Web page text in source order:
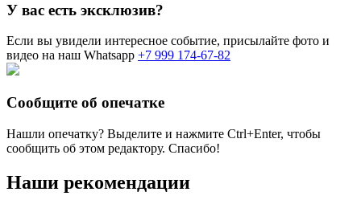
У вас есть эксклюзив?
Если вы увидели интересное событие, присылайте фото и
видео на наш Whatsapp +7 999 174-67-82
Сообщите об опечатке
Нашли опечатку? Выделите и нажмите Ctrl+Enter, чтобы
сообщить об этом редактору. Спасибо!
Наши рекомендации